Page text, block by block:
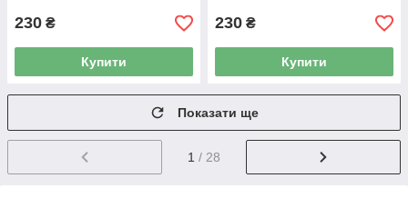
230 ₴
Купити
230 ₴
Купити
Показати ще
1 / 28